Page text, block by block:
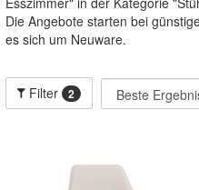
Die Angebote starten bei
es sich um Neuware.
Filter 2